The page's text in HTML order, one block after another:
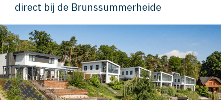
direct bij de Brunssummerheide